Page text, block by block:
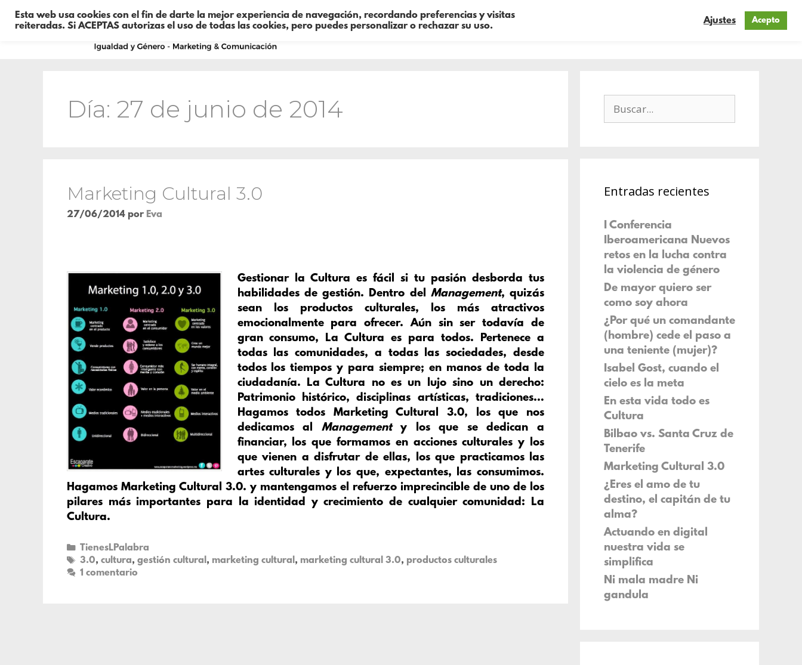
Sobre mí Consultoría Formación
Día: 27 de junio de 2014
Marketing Cultural 3.0
27/06/2014 por Eva
Gestionar la Cultura es fácil si tu pasión desborda tus
habilidades de gestión. Dentro del Management, quizás
sean los productos culturales, los más atractivos
emocionalmente para ofrecer. Aún sin ser todavía de
gran consumo, La Cultura es para todos. Pertenece a
todas las comunidades, a todas las sociedades, desde
todos los tiempos y para siempre; en manos de toda la
ciudadanía. La Cultura no es un lujo sino un derecho:
Patrimonio histórico, disciplinas artísticas, tradiciones…
Hagamos todos Marketing Cultural 3.0, los que nos
dedicamos al Managementy los que se dedican a
financiar, los que formamos en acciones culturales y los
que vienen a disfrutar de ellas, los que practicamos las
artes culturales y los que, expectantes, las consumimos.
Hagamos Marketing Cultural 3.0. y mantengamos el refuerzo imprecincible de uno de los
pilares más importantes para la identidad y crecimiento de cualquier comunidad: La
Cultura.
TienesLPalabra
3.0, cultura, gestión cultural, marketing cultural, marketing cultural 3.0, productos culturales
1 comentario
Entradas recientes
I Conferencia
Iberoamericana Nuevos
retos en la lucha contra
la violencia de género
De mayor quiero ser
como soy ahora
¿Por qué un comandante
(hombre) cede el paso a
una teniente (mujer)?
Isabel Gost, cuando el
cielo es la meta
En esta vida todo es
Cultura
Bilbao vs. Santa Cruz de
Tenerife
Marketing Cultural 3.0
¿Eres el amo de tu
destino, el capitán de tu
alma?
Actuando en digital
nuestra vida se
simplifica
Ni mala madre Ni
gandula
Esta web usa cookies con el fin de darte la mejor experiencia de navegación, recordando preferencias y visitas
reiteradas. Si ACEPTAS autorizas el uso de todas las cookies, pero puedes personalizar o rechazar su uso.
Ajustes Acepto